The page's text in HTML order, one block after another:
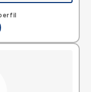
Sao Bernardo do